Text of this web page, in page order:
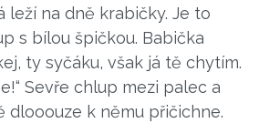
leží na dně krabičky. Je to
s bílou špičkou. Babička
ty syčáku, však já tě chytím.
Sevře chlup mezi palec a
dlooouze k němu přičichne.